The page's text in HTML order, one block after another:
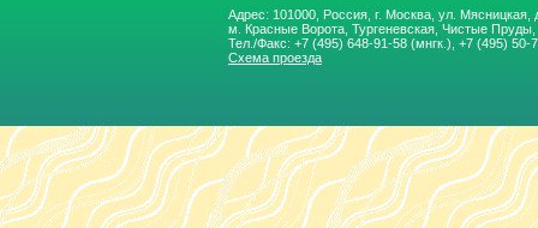
Адрес: 101000, Россия, г. Москва, ул. Мясницкая,
м. Красные Ворота, Тургеневская, Чиcтые
Тел./Факс: +7 (495) 648-91-58 (мнгк.), +7 (495) 50-
Схема проезда